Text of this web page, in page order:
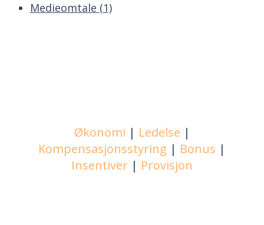
Medieomtale (1)
Økonomi | Ledelse |
Kompensasjonsstyring | Bonus |
Insentiver | Provisjon